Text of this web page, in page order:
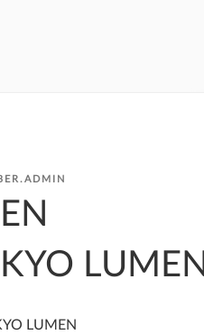
LUMEN
LUMEN